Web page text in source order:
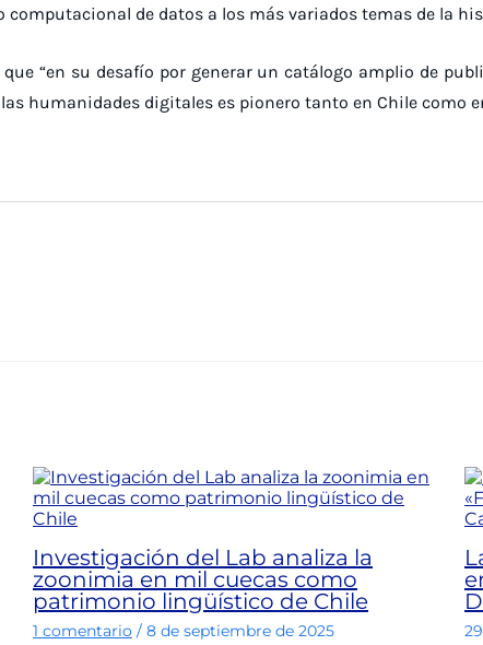
de datos a los más variados temas de la
“en su desafío por generar un catálogo amplio de
humanidades digitales es pionero tanto en Chile como
Investigación del Lab analiza la
zoonimia en mil cuecas como
patrimonio lingüístico de Chile
1 comentario / 8 de septiembre de 2025